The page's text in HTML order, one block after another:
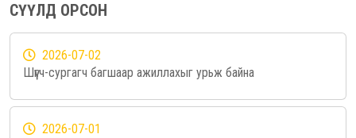
СҮҮЛД ОРСОН
2026-07-02
Шүүгч-сургагч багшаар ажиллахыг урьж байна
2026-07-01